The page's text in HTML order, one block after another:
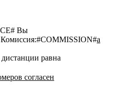
Вы
Комиссия:#COMMISSION#a
равна
согласен